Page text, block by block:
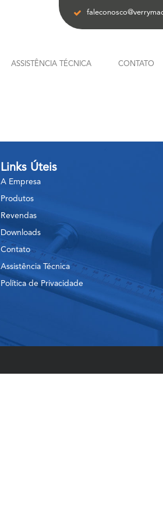
ASSISTÊNCIA TÉCNICA CONTATO
Links Úteis
A Empresa
Produtos
Revendas
Downloads
Contato
Assistência Técnica
Política de Privacidade